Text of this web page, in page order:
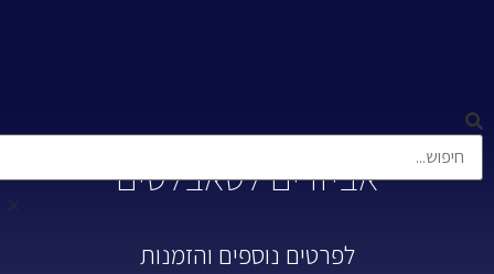
אביזרים לטאבלטים
לפרטים נוספים והזמנות